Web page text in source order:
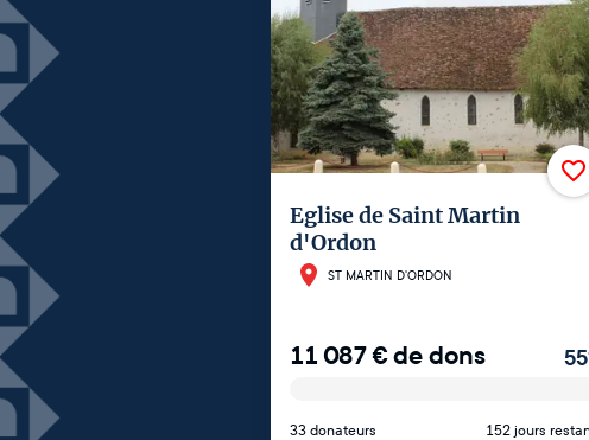
Eglise de Saint Martin
d'Ordon
ST MARTIN D'ORDON
11 087€de dons 55
33 donateurs 152 jours